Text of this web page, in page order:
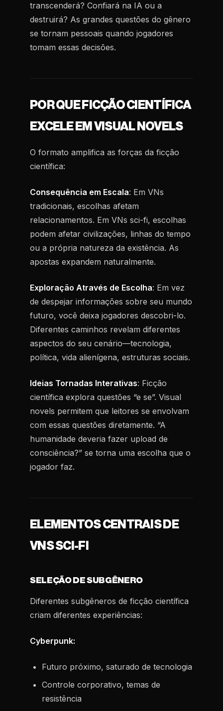
transcenderá? Confiará na IA ou a
destruirá? As grandes questões do gênero
se tornam pessoais quando jogadores
tomam essas decisões.
POR QUE FICÇÃO CIENTÍFICA
EXCELE EM VISUAL NOVELS
O formato amplifica as forças da ficção
científica:
Consequência em Escala: Em VNs
tradicionais, escolhas afetam
relacionamentos. Em VNs sci-fi, escolhas
podem afetar civilizações, linhas do tempo
ou a própria natureza da existência. As
apostas expandem naturalmente.
Exploração Através de Escolha: Em vez
de despejar informações sobre seu mundo
futuro, você deixa jogadores descobri-lo.
Diferentes caminhos revelam diferentes
aspectos do seu cenário—tecnologia,
política, vida alienígena, estruturas sociais.
Ideias Tornadas Interativas: Ficção
científica explora questões “e se”. Visual
novels permitem que leitores se envolvam
com essas questões diretamente. “A
humanidade deveria fazer upload de
consciência?” se torna uma escolha que o
jogador faz.
ELEMENTOS CENTRAIS DE
VNS SCI-FI
SELEÇÃO DE SUBGÊNERO
Diferentes subgêneros de ficção científica
criam diferentes experiências:
Cyberpunk:
Futuro próximo, saturado de tecnologia
Controle corporativo, temas de
resistência